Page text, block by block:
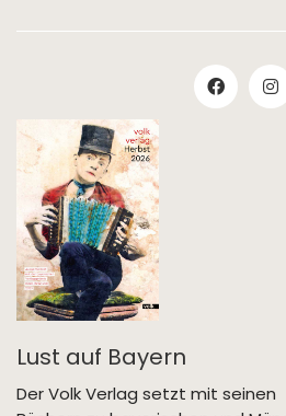
Lust auf Bayern
Der Volk Verlag setzt mit seinen